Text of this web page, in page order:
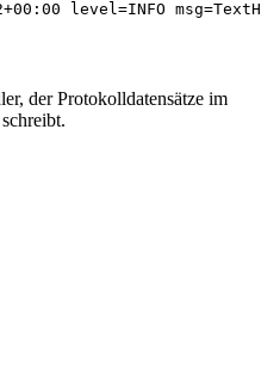
der Protokolldatensätze im
schreibt.